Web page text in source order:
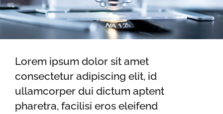
Lorem ipsum dolor sit amet
consectetur adipiscing elit, id
ullamcorper dui dictum aptent
pharetra, facilisi eros eleifend